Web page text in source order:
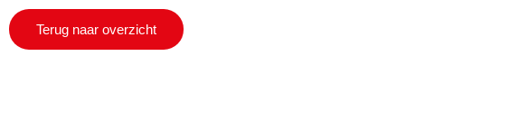
Terug naar overzicht